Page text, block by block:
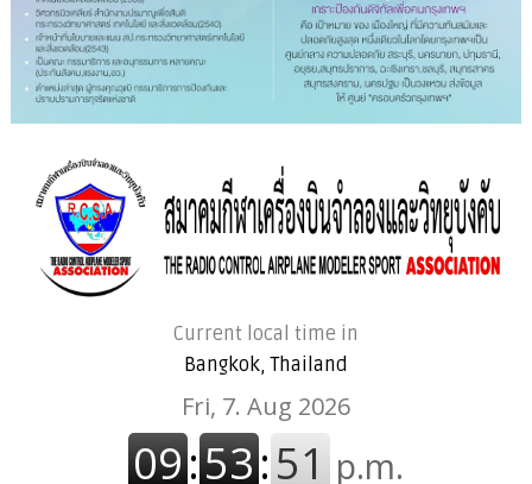
Current local time in
Bangkok, Thailand